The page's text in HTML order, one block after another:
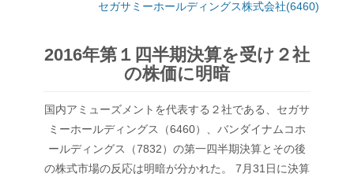
セガサミーホールディングス株式会社(6460)
2016年第１四半期決算を受け２社
の株価に明暗
国内アミューズメントを代表する２社である、セガサ
ミーホールディングス（6460）、バンダイナムコホ
ールディングス（7832）の第一四半期決算とその後
の株式市場の反応は明暗が分かれた。 7月31日に決算